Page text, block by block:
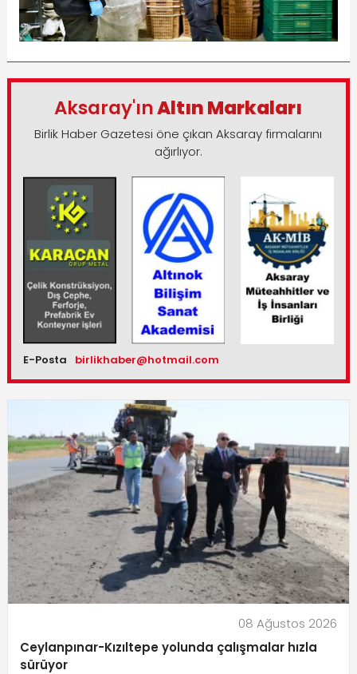
Aksaray'ınAltın Markaları
Birlik Haber Gazetesi öne çıkan Aksaray firmalarını
ağırlıyor.
E-Posta birlikhaber@hotmail.com
08 Ağustos 2026
Ceylanpınar-Kızıltepe yolunda çalışmalar hızla
sürüyor